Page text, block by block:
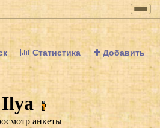
Статистика Добавить
Ilya
анкеты